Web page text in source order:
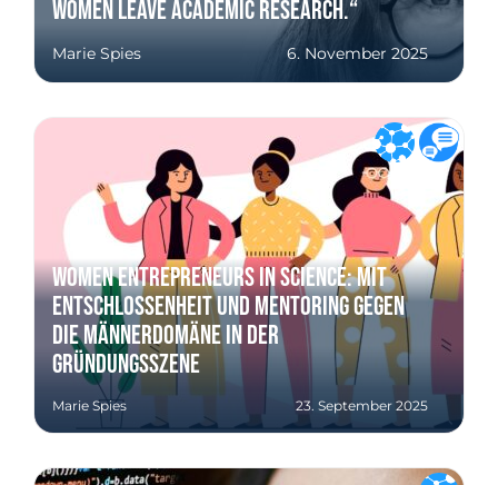
women leave academic research.“
Marie Spies 6. November 2025
Women Entrepreneurs in Science: Mit
Entschlossenheit und Mentoring gegen
die Männerdomäne in der
Gründungsszene
Marie Spies 23. September 2025